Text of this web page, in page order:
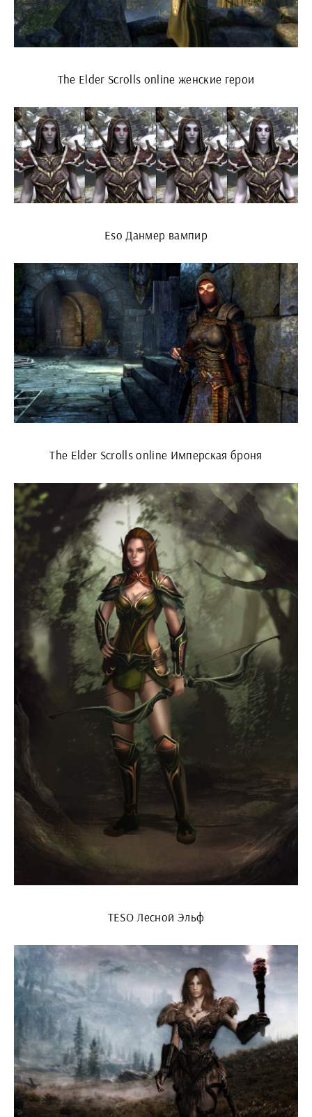
The Elder Scrolls online женские герои
Eso Данмер вампир
The Elder Scrolls online Имперская броня
TESO Лесной Эльф